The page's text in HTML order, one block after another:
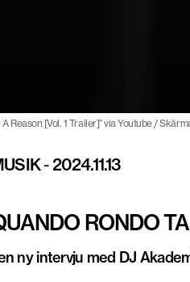
Reason [Vol. 1 Trailer]” via Youtube /
-2024.11.13
RONDO
ny intervju med DJ